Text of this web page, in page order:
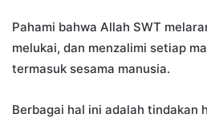
Pahami bahwa Allah SWT
melukai, dan menzalimi setiap
termasuk sesama manusia.
Berbagai hal ini adalah tindakan